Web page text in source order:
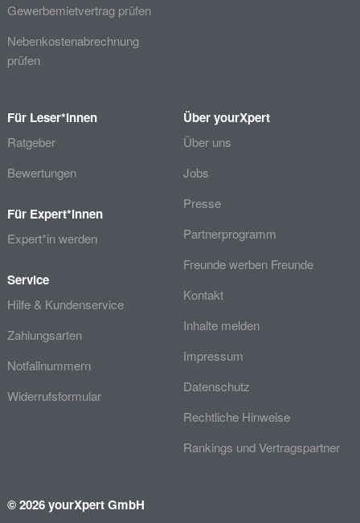
Gewerbemietvertrag prüfen
Nebenkostenabrechnung
prüfen
Für Leser*innen
Ratgeber
Bewertungen
Für Expert*innen
Expert*in werden
Service
Hilfe & Kundenservice
Zahlungsarten
Notfallnummern
Widerrufsformular
Über yourXpert
Über uns
Jobs
Presse
Partnerprogramm
Freunde werben Freunde
Kontakt
Inhalte melden
Impressum
Datenschutz
Rechtliche Hinweise
Rankings und Vertragspartner
© 2026 yourXpert GmbH